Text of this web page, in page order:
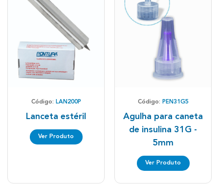
Código: LAN200P
Lanceta estéril
Ver Produto
Código: PEN31G5
Agulha para caneta
de insulina 31G -
5mm
Ver Produto